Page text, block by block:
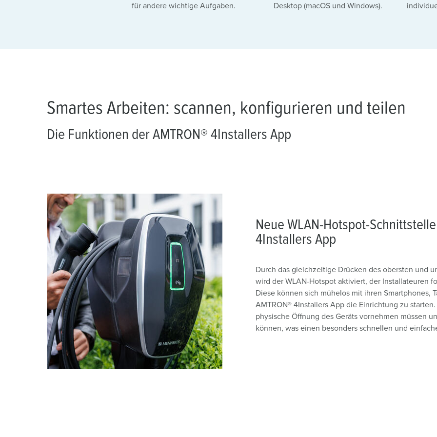
a
für andere wichtige Aufgaben.
Desktop (macOS und Windows).
Smartes Arbeiten: scannen, konfigurieren und teilen
Die Funktionen der AMTRON® 4Installers App
Neue WLAN-Hotspot-
4Installers App
Durch das gleichzeitige Drücken des obersten und
wird der WLAN-Hotspot aktiviert, der Installateuren
Diese können sich mühelos mit ihren Smartphones,
AMTRON® 4Installers App die Einrichtung zu
physische Öffnung des Geräts vornehmen müssen
können, was einen besonders schnellen und